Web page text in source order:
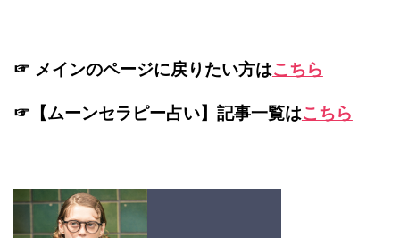
☞ メインのページに戻りたい方はこちら
☞【ムーンセラピー占い】記事一覧はこちら